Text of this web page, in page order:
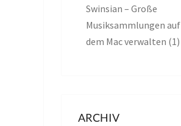
Swinsian – Große
Musiksammlungen auf
dem Mac verwalten (1)
ARCHIV